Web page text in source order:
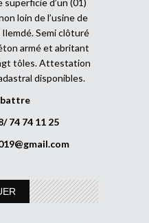
loin de l’usine de
Ilemdé. Semi clôturé
armé et abritant
tôles. Attestation
disponibles.
74 74 11 25